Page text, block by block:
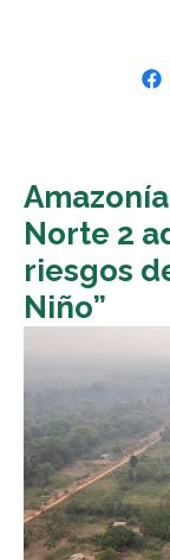
Norte 2
riesgos
Niño”